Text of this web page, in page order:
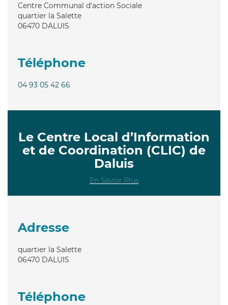
Centre Communal d'action Sociale
quartier la Salette
06470 DALUIS
Téléphone
04 93 05 42 66
Le Centre Local d’Information
et de Coordination (CLIC) de
Daluis
En Savoir Plus
Adresse
quartier la Salette
06470 DALUIS
Téléphone